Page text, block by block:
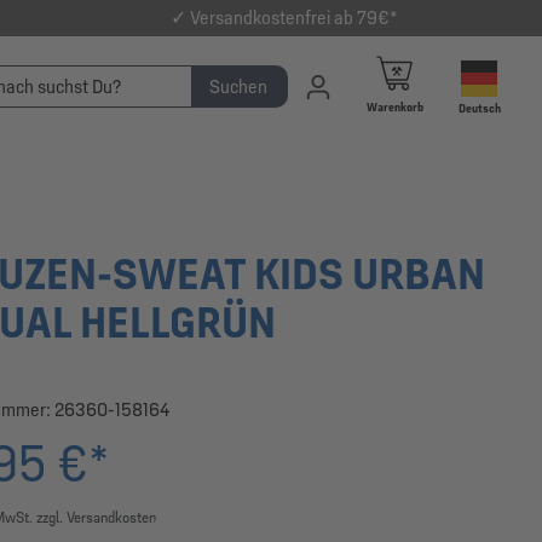
✓ Versandkostenfrei ab 79€*
Suchen
Warenkorb Deutsch
SWEAT KIDS URBAN
HELLGRÜN
26360-158164
€*
zzgl. Versandkosten